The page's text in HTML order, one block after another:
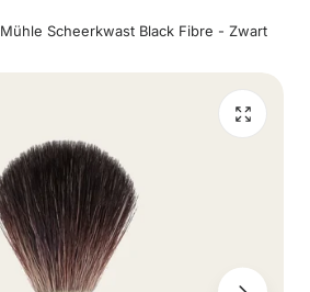
Mühle Scheerkwast Black Fibre - Zwart